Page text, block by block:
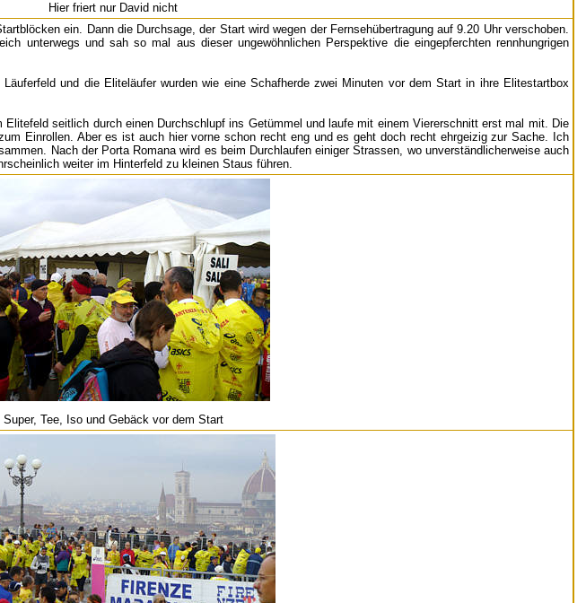
Hier friert nur David nicht
ein. Dann die Durchsage, der Start wird wegen der Fernsehübertragung auf 9.20 Uhr verschoben.
unterwegs und sah so mal aus dieser ungewöhnlichen Perspektive die eingepferchten rennhungrigen
und die Eliteläufer wurden wie eine Schafherde zwei Minuten vor dem Start in ihre Elitestartbox
seitlich durch einen Durchschlupf ins Getümmel und laufe mit einem Viererschnitt erst mal mit. Die
Einrollen. Aber es ist auch hier vorne schon recht eng und es geht doch recht ehrgeizig zur Sache. Ich
Nach der Porta Romana wird es beim Durchlaufen einiger Strassen, wo unverständlicherweise auch
weiter im Hinterfeld zu kleinen Staus führen.
Super, Tee, Iso und Gebäck vor dem Start